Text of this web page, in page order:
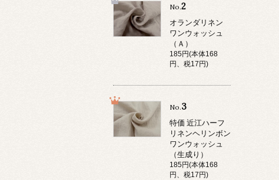
No.2
オランダリネン
ワンウォッシュ
（Ａ）
185円(本体168
円、税17円)
No.3
特価 近江ハーフ
リネンヘリンボン
ワンウォッシュ
（生成り）
185円(本体168
円、税17円)